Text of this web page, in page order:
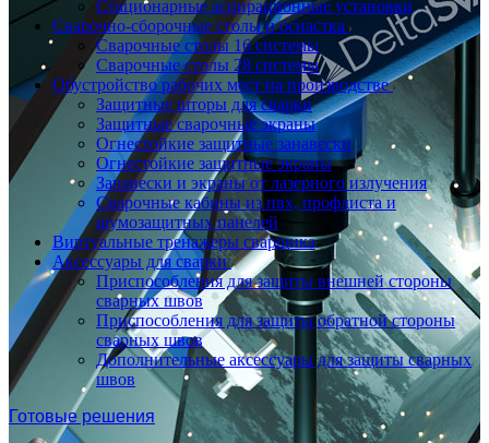
Стационарные аспирационные установки
Сварочно-сборочные столы и оснастка
Сварочные столы 16 системы
Сварочные столы 28 системы
Обустройство рабочих мест на производстве
Защитные шторы для сварки
Защитные сварочные экраны
Огнестойкие защитные занавески
Огнестойкие защитные экраны
Занавески и экраны от лазерного излучения
Сварочные кабины из пвх, профлиста и
шумозащитных панелей
Виртуальные тренажеры сварщика
Аксессуары для сварки
Приспособления для защиты внешней стороны
сварных швов
Приспособления для защиты обратной стороны
сварных швов
Дополнительные аксессуары для защиты сварных
швов
Готовые решения